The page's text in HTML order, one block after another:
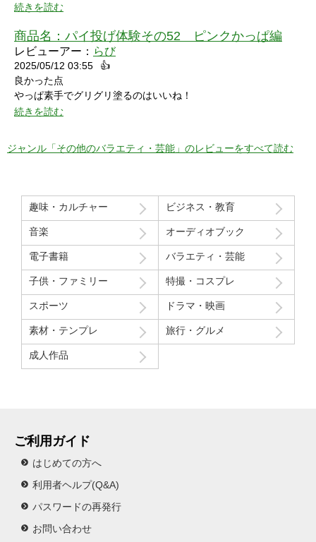
続きを読む
商品名： パイ投げ体験その52 ピンクかっぱ編
レビューアー： らび
2025/05/12 03:55
👍
良かった点
やっぱ素手でグリグリ塗るのはいいね！
特に21分の途中からとてもいい感じ！
う」という趣旨の発言と「パイを食らう事はなんとも無い」とい
う趣旨の２つの部分ちょっと気分下がってしまったw
Route207さんいつも良い作品をありがとうございます！
初レビューですが、よく購入させて貰ってます！
続きを読む
ジャンル「その他のバラエティ・芸能」のレビューをすべて読む
趣味・カルチャー ビジネス・教育
音楽 オーディオブック
電子書籍 バラエティ・芸能
子供・ファミリー 特撮・コスプレ
スポーツ ドラマ・映画
素材・テンプレ 旅行・グルメ
成人作品
ご利用ガイド
はじめての方へ
利用者ヘルプ(Q&A)
パスワードの再発行
お問い合わせ